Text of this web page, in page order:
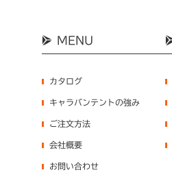
MENU
カタログ
キャラバンテントの強み
ご注文方法
会社概要
お問い合わせ